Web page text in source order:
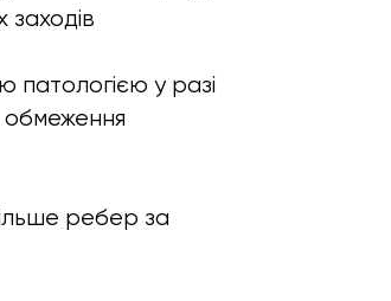
заходів
патологією у разі
обмеження
ребер за